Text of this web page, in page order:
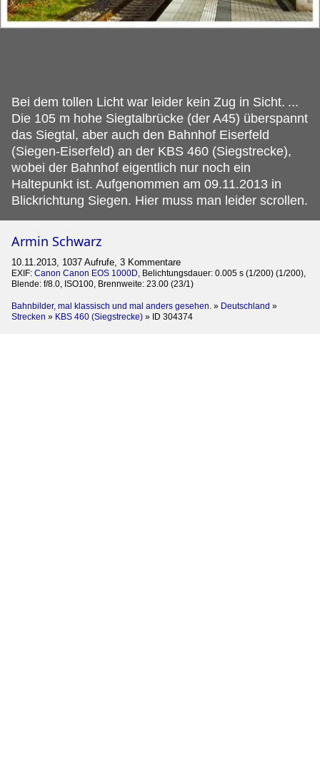
Bei dem tollen Licht war leider kein Zug in Sicht. ...
Die 105 m hohe Siegtalbrücke (der A45) überspannt
das Siegtal, aber auch den Bahnhof Eiserfeld
(Siegen-Eiserfeld) an der KBS 460 (Siegstrecke),
wobei der Bahnhof eigentlich nur noch ein
Haltepunkt ist. Aufgenommen am 09.11.2013 in
Blickrichtung Siegen. Hier muss man leider scrollen.
Armin Schwarz
10.11.2013, 1037 Aufrufe, 3 Kommentare
EXIF: Canon Canon EOS 1000D, Belichtungsdauer: 0.005 s (1/200) (1/200),
Blende: f/8.0, ISO100, Brennweite: 23.00 (23/1)
Bahnbilder, mal klassisch und mal anders gesehen. » Deutschland »
Strecken » KBS 460 (Siegstrecke) » ID 304374